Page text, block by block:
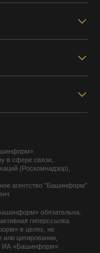
в сфере связи,
(Роскомнадзор),
агентство "Башинформ"
обязательна.
гиперссылка
в целях, не
или цитировании,
ИА «Башинформ».